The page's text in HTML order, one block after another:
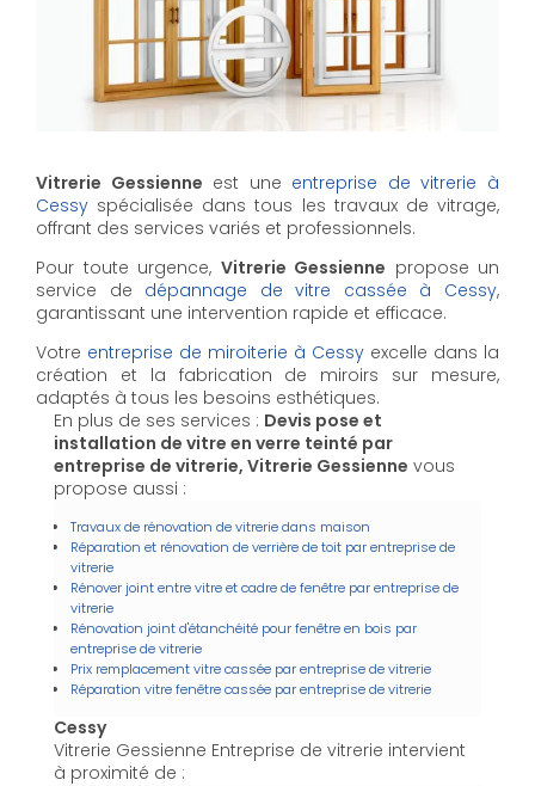
Vitrerie Gessienne est une entreprise de vitrerie à
Cessy spécialisée dans tous les travaux de vitrage,
offrant des services variés et professionnels.
Pour toute urgence, Vitrerie Gessienne propose un
service de dépannage de vitre cassée à Cessy,
garantissant une intervention rapide et efficace.
Votre entreprise de miroiterie à Cessy excelle dans la
création et la fabrication de miroirs sur mesure,
adaptés à tous les besoins esthétiques.
En plus de ses services : Devis pose et
installation de vitre en verre teinté par
entreprise de vitrerie, Vitrerie Gessienne vous
propose aussi :
Travaux de rénovation de vitrerie dans maison
Réparation et rénovation de verrière de toit par entreprise de
vitrerie
Rénover joint entre vitre et cadre de fenêtre par entreprise de
vitrerie
Rénovation joint d'étanchéité pour fenêtre en bois par
entreprise de vitrerie
Prix remplacement vitre cassée par entreprise de vitrerie
Réparation vitre fenêtre cassée par entreprise de vitrerie
Cessy
Vitrerie Gessienne Entreprise de vitrerie intervient
à proximité de :